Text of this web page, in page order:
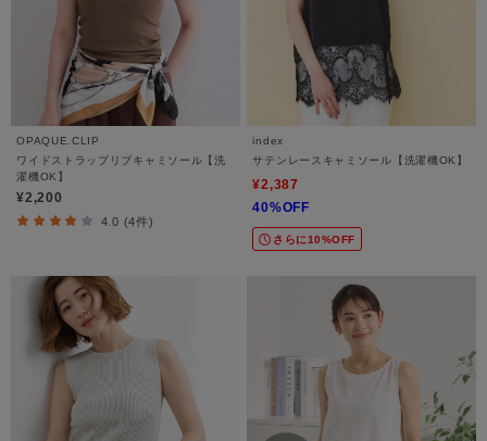
OPAQUE.CLIP
ワイドストラップリブキャミソール【洗
濯機OK】
¥2,200
4.0 (4件)
index
サテンレースキャミソール【洗濯機OK】
¥2,387
40%OFF
さらに10%OFF